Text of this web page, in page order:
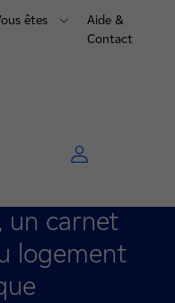
êtes
Aide &
Contact
un carnet
logement